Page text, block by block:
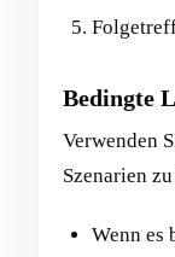
Bedingte
Verwenden
Szenarien
Wenn es